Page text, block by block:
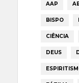
AAP
BISPO
CIÊNCIA
DEUS